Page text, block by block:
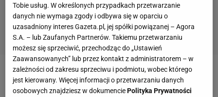
Tobie usług. W określonych przypadkach przetwarzanie
danych nie wymaga zgody i odbywa się w oparciu o
uzasadniony interes Gazeta.pl, jej spółki powiązanej – Agora
S.A. – lub Zaufanych Partnerów. Takiemu przetwarzaniu
możesz się sprzeciwić, przechodząc do „Ustawień
Zaawansowanych” lub przez kontakt z administratorem – w
zależności od zakresu sprzeciwu i podmiotu, wobec którego
jest kierowany. Więcej informacji o przetwarzaniu danych
osobowych znajdziesz w dokumencie Polityka Prywatności